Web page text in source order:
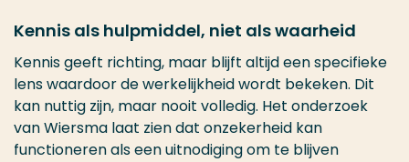
Kennis als hulpmiddel, niet als waarheid
Kennis geeft richting, maar blijft altijd een specifieke
lens waardoor de werkelijkheid wordt bekeken. Dit
kan nuttig zijn, maar nooit volledig. Het onderzoek
van Wiersma laat zien dat onzekerheid kan
functioneren als een uitnodiging om te blijven